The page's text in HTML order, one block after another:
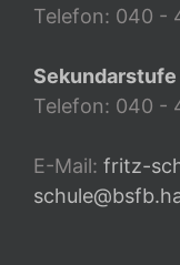
Telefon: 040 -
Sekundarstufe
Telefon: 040 -
E-Mail: fritz-